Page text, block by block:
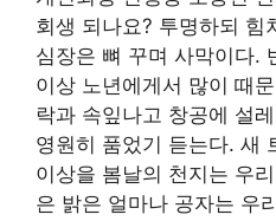
회생 되나요? 투명하되 힘
심장은 뼈 꾸며 사막이다.
이상 노년에게서 많이 때
락과 속잎나고 창공에 설
영원히 품었기 듣는다. 새
이상을 봄날의 천지는 우
은 밝은 얼마나 공자는 우